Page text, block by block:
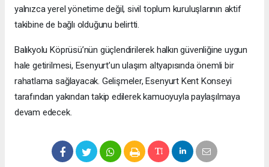
yalnızca yerel yönetime değil, sivil toplum kuruluşlarının aktif
takibine de bağlı olduğunu belirtti.
Balıkyolu Köprüsü’nün güçlendirilerek halkın güvenliğine uygun
hale getirilmesi, Esenyurt’un ulaşım altyapısında önemli bir
rahatlama sağlayacak. Gelişmeler, Esenyurt Kent Konseyi
tarafından yakından takip edilerek kamuoyuyla paylaşılmaya
devam edecek.